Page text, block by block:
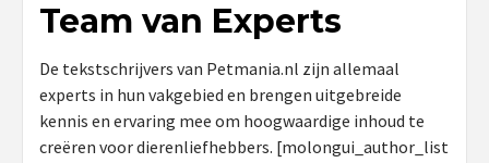
Team van Experts
De tekstschrijvers van Petmania.nl zijn allemaal
experts in hun vakgebied en brengen uitgebreide
kennis en ervaring mee om hoogwaardige inhoud te
creëren voor dierenliefhebbers. [molongui_author_list